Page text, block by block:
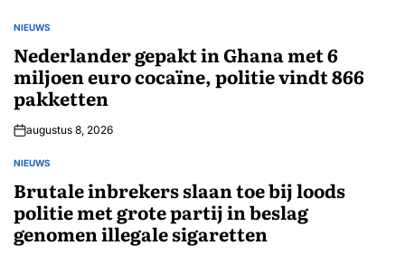
GEPLAATST
NIEUWS
Nederlander gepakt in Ghana met 6
miljoen euro cocaïne, politie vindt 866
pakketten
augustus 8, 2026
GEPLAATST
NIEUWS
Brutale inbrekers slaan toe bij loods
politie met grote partij in beslag
genomen illegale sigaretten